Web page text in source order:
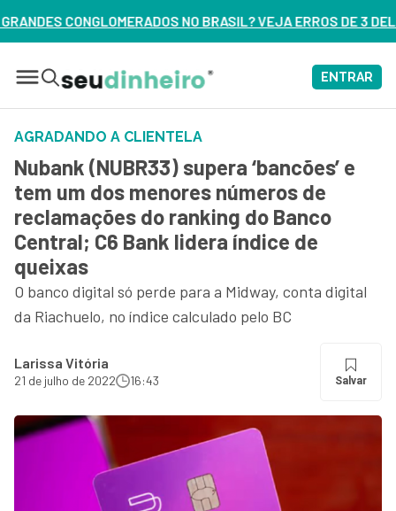
BRASIL? VEJA ERROS DE 3 DELES – ASSISTA AGORA
ENTRAR
AGRADANDO A CLIENTELA
Nubank (NUBR33) supera ‘bancões’ e
tem um dos menores números de
reclamações do ranking do Banco
Central; C6 Bank lidera índice de
queixas
O banco digital só perde para a Midway, conta digital
da Riachuelo, no índice calculado pelo BC
Larissa Vitória
21 de julho de 2022 16:43 Salvar